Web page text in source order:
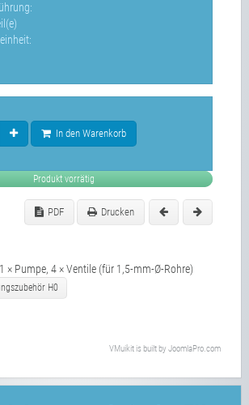
In den Warenkorb
Produkt vorrätig
PDF Drucken
× Pumpe, 4 × Ventile (für 1,5-mm-Ø-Rohre)
H0
VMuikit is built by JoomlaPro.com